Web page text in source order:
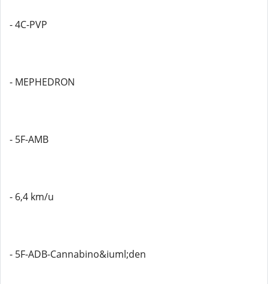
- 4C-PVP
- MEPHEDRON
- 5F-AMB
- 6,4 km/u
- 5F-ADB-Cannabino&iuml;den